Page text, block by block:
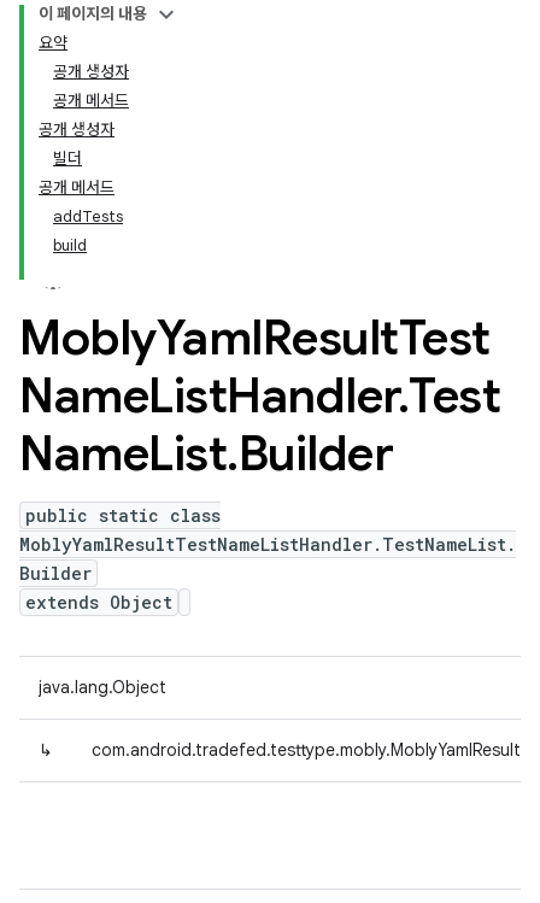
이 페이지의 내용
요약
공개 생성자
공개 메서드
공개 생성자
빌더
공개 메서드
addTests
build
MoblyYamlResultTest
NameListHandler.Test
NameList.Builder
public static class
MoblyYamlResultTestNameListHandler.TestNameList.
Builder
extends Object
java.lang.Object
↳